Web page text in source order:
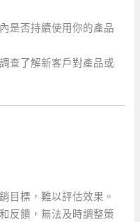
是否持續使用你的產品
查了解新客戶對產品或
目標，難以評估效果。
反饋，無法及時調整策